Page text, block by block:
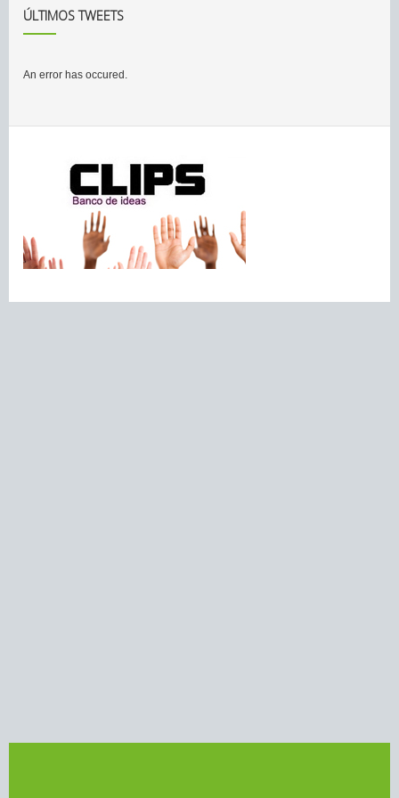
ÚLTIMOS TWEETS
An error has occured.